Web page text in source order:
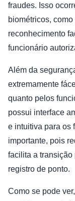
fraudes. Isso
biométricos,
reconhecimento
funcionário
Além da
extremamente
quanto pelos
possui interface
e intuitiva para os
importante, pois
facilita a
registro de ponto.
Como se pode